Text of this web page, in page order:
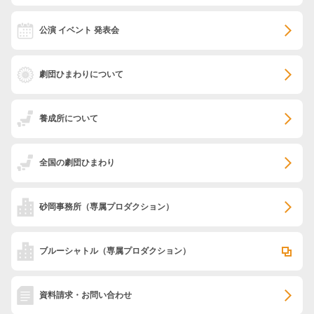
公演 イベント 発表会
劇団ひまわりについて
養成所について
全国の劇団ひまわり
砂岡事務所 （専属プロダクション）
ブルーシャトル（専属プロダクション）
資料請求・お問い合わせ